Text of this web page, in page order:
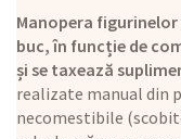
Manopera figurinelor
buc, în funcție de
și se taxează
realizate manual din
necomestibile